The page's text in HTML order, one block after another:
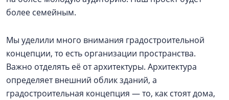
более семейным.
Мы уделили много внимания градостроительной
концепции, то есть организации пространства.
Важно отделять её от архитектуры. Архитектура
определяет внешний облик зданий, а
градостроительная концепция — то, как стоят дома,